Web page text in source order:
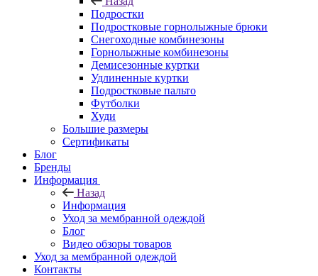
Подростки
Подростковые горнолыжные брюки
Снегоходные комбинезоны
Горнолыжные комбинезоны
Демисезонные куртки
Удлиненные куртки
Подростковые пальто
Футболки
Худи
Большие размеры
Сертификаты
Блог
Бренды
Информация
Назад
Информация
Уход за мембранной одеждой
Блог
Видео обзоры товаров
Уход за мембранной одеждой
Контакты